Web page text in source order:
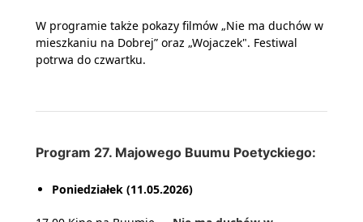
W programie także pokazy filmów „Nie ma duchów w
mieszkaniu na Dobrej” oraz „Wojaczek". Festiwal
potrwa do czwartku.
Program 27. Majowego Buumu Poetyckiego:
Poniedziałek (11.05.2026)